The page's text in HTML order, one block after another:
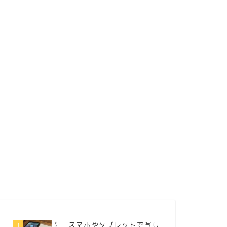
1
スマホやタブレットで写し